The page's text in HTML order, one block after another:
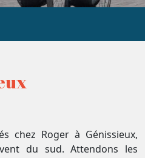
chez Roger à Génissieux,
du sud. Attendons les